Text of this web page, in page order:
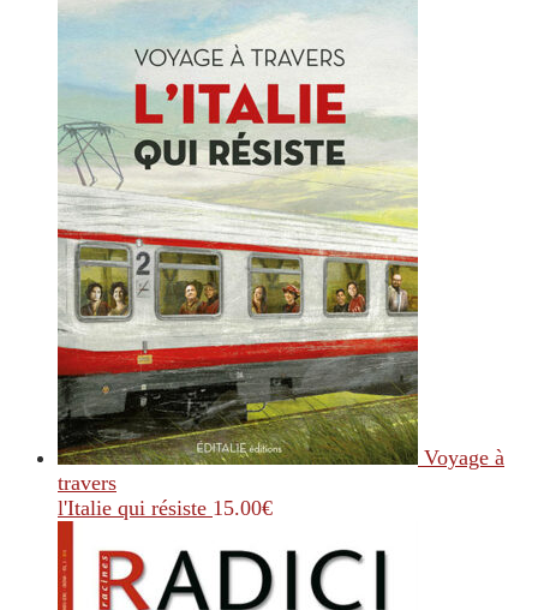
Voyage à
travers
l'Italie qui résiste 15.00€